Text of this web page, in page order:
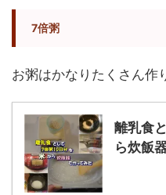
7倍粥
お粥はかなりたくさん作
離乳食
ら炊飯